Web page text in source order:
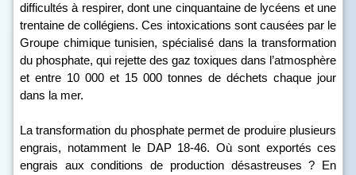
difficultés à respirer, dont une cinquantaine de lycéens et une
trentaine de collégiens. Ces intoxications sont causées par le
Groupe chimique tunisien, spécialisé dans la transformation
du phosphate, qui rejette des gaz toxiques dans l’atmosphère
et entre 10 000 et 15 000 tonnes de déchets chaque jour
dans la mer.
La transformation du phosphate permet de produire plusieurs
engrais, notamment le DAP 18-46. Où sont exportés ces
engrais aux conditions de production désastreuses ? En